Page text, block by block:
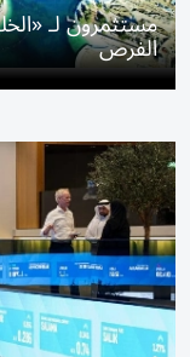
مستثمرون لـ
الفرص